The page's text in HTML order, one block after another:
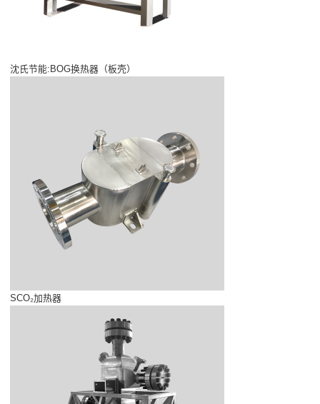
沈氏节能:BOG换热器（板壳）
SCO₂加热器